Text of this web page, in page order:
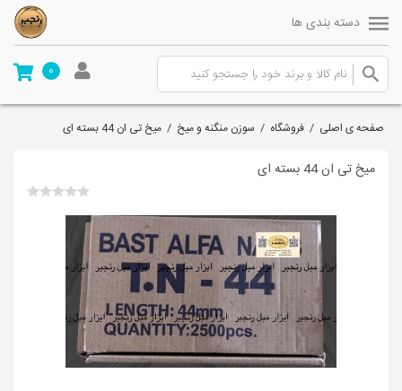
دسته بندی ها
0
صفحه ی اصلی / فروشگاه / سوزن منگنه و میخ / میخ تی ان 44 بسته ای
میخ تی ان 44 بسته ای